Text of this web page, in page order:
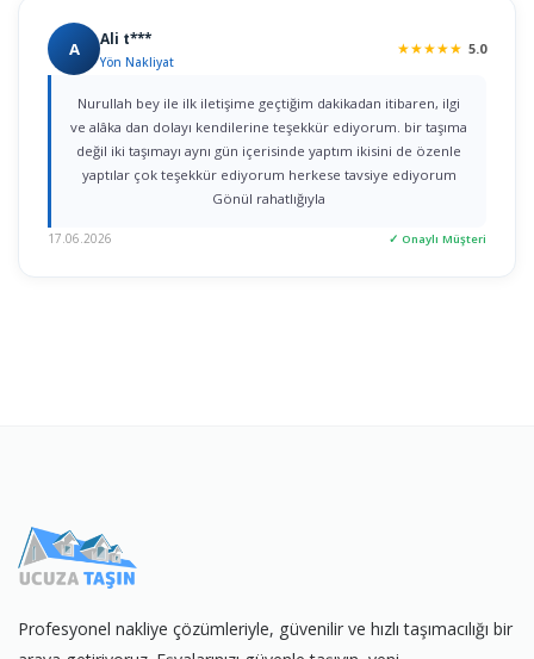
A Ali t***
Yön Nakliyat
★★★★★ 5.0
Nurullah bey ile ilk iletişime geçtiğim dakikadan itibaren, ilgi
ve alâka dan dolayı kendilerine teşekkür ediyorum. bir taşıma
değil iki taşımayı aynı gün içerisinde yaptım ikisini de özenle
yaptılar çok teşekkür ediyorum herkese tavsiye ediyorum
Gönül rahatlığıyla
17.06.2026 ✓ Onaylı Müşteri
Profesyonel nakliye çözümleriyle, güvenilir ve hızlı taşımacılığı bir